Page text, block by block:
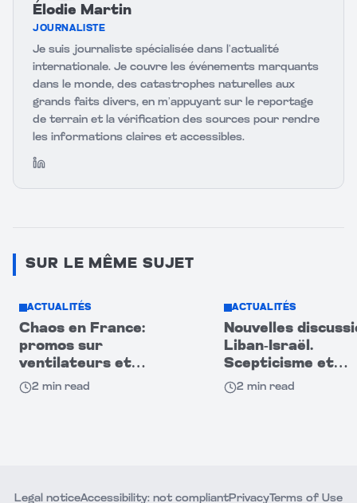
Élodie Martin
JOURNALISTE
Je suis journaliste spécialisée dans l’actualité
internationale. Je couvre les événements marquants
dans le monde, des catastrophes naturelles aux
grands faits divers, en m’appuyant sur le reportage
de terrain et la vérification des sources pour rendre
les informations claires et accessibles.
SUR LE MÊME SUJET
ACTUALITÉS
Chaos en France:
promos sur
ventilateurs et
climatiseurs
provoquent heurts
2 min read
ACTUALITÉS
Nouvelles
Liban-Israël.
Scepticisme et
méfiance entre
deux camps
2 min read
Legal noticeAccessibility: not compliantPrivacyTerms of Use